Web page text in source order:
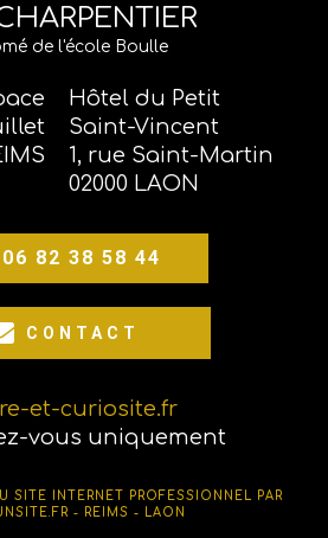
de l'école Boulle
Hôtel du Petit
Saint-Vincent
1, rue Saint-Martin
02000 LAON
06 82 38 58 44
CONTACT
et-curiosite.fr
vous uniquement
SITE INTERNET PROFESSIONNEL PAR
- REIMS - LAON